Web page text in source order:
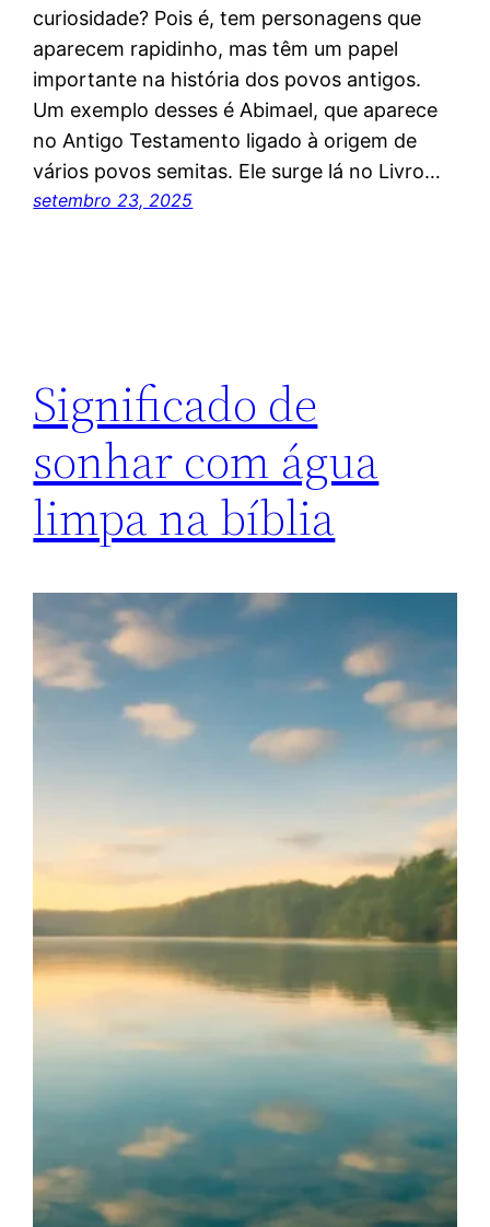
curiosidade? Pois é, tem personagens que
aparecem rapidinho, mas têm um papel
importante na história dos povos antigos.
Um exemplo desses é Abimael, que aparece
no Antigo Testamento ligado à origem de
vários povos semitas. Ele surge lá no Livro…
setembro 23, 2025
Significado de
sonhar com água
limpa na bíblia